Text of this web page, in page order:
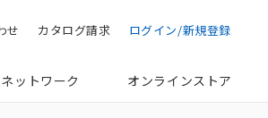
ログイン/新規登録
カタログ請求
せ
ットワーク オンラインストア